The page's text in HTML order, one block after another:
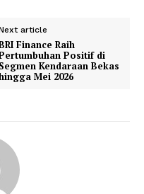
article
Finance Raih
Positif di
Segmen Kendaraan Bekas
Mei 2026